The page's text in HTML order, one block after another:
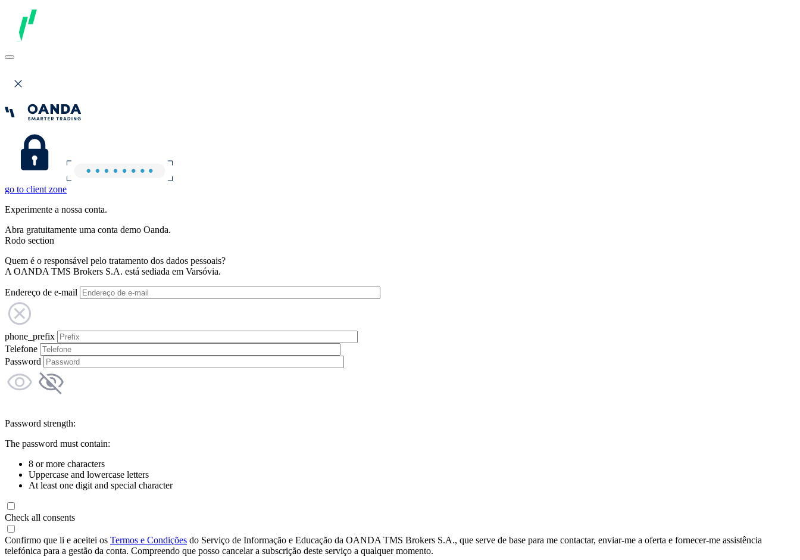
go to client zone
Experimente a nossa conta.
Abra gratuitamente uma conta demo Oanda.
Rodo section
Quem é o responsável pelo tratamento dos dados pessoais?
A OANDA TMS Brokers S.A. está sediada em Varsóvia.
Endereço de e-mail
phone_prefix
Telefone
Password
Password strength:
The password must contain:
8 or more characters
Uppercase and lowercase letters
At least one digit and special character
Check all consents
Confirmo que li e aceitei os Termos e Condições do Serviço de Informação e Educação da OANDA TMS Brokers S.A., que serve de base para me contactar, enviar-me a oferta e fornecer-me assistência
telefónica para a gestão da conta. Compreendo que posso cancelar a subscrição deste serviço a qualquer momento.